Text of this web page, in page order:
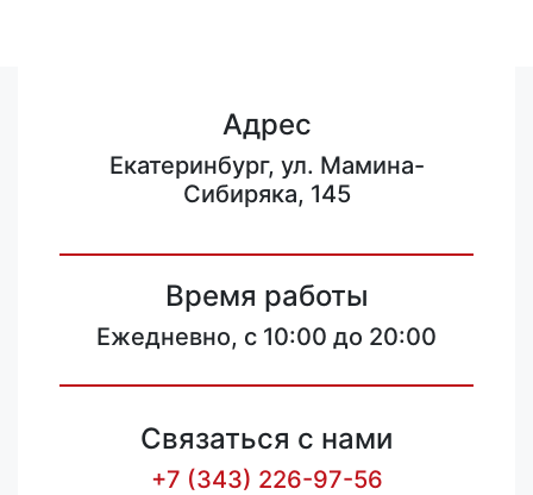
Адрес
Екатеринбург, ул. Мамина-
Сибиряка, 145
Время работы
Ежедневно, с 10:00 до 20:00
Связаться с нами
+7 (343) 226-97-56